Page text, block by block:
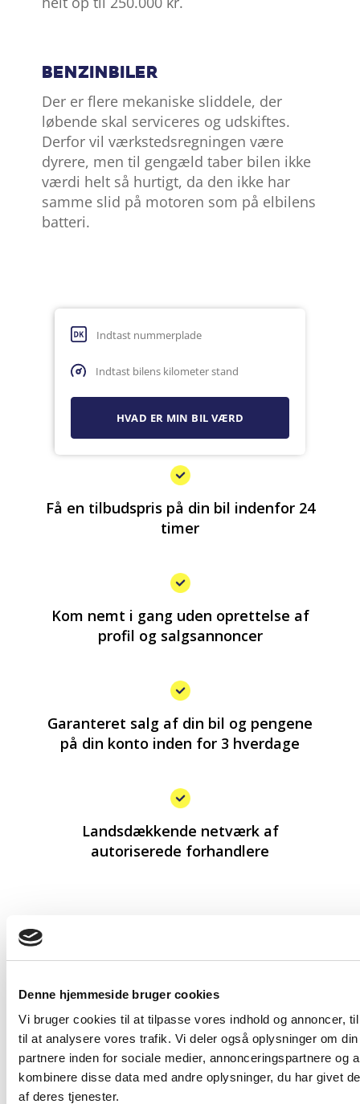
Denne hjemmeside bruger cookies
Vi bruger cookies til at tilpasse vores indhold og annoncer,
til at analysere vores trafik. Vi deler også oplysninger om
partnere inden for sociale medier, annonceringspartnere og
kombinere disse data med andre oplysninger, du har givet
af deres tjenester.
Benzinbiler
Der er flere mekaniske sliddele, der
løbende skal serviceres og udskiftes.
Derfor vil værkstedsregningen være
dyrere, men til gengæld taber bilen ikke
værdi helt så hurtigt, da den ikke har
samme slid på motoren som på elbilens
batteri.
Få en tilbudspris på din bil indenfor 24
timer
Kom nemt i gang uden oprettelse af
profil og salgsannoncer
Garanteret salg af din bil og pengene
på din konto inden for 3 hverdage
Landsdækkende netværk af
autoriserede forhandlere
Læs mere